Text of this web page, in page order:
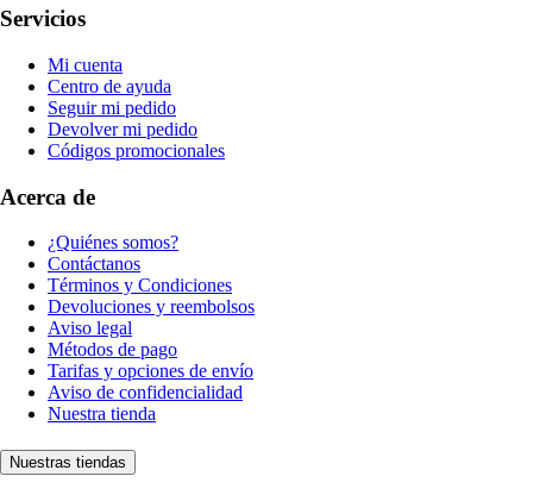
Servicios
Mi cuenta
Centro de ayuda
Seguir mi pedido
Devolver mi pedido
Códigos promocionales
Acerca de
¿Quiénes somos?
Contáctanos
Términos y Condiciones
Devoluciones y reembolsos
Aviso legal
Métodos de pago
Tarifas y opciones de envío
Aviso de confidencialidad
Nuestra tienda
Nuestras tiendas